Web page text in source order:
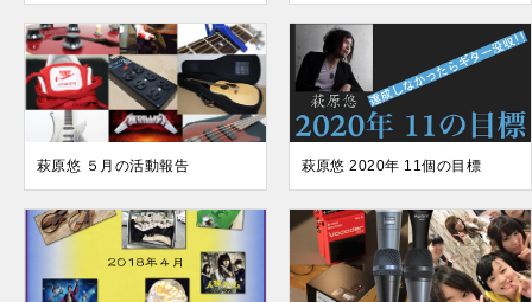
萩原悠 ５月の活動報告 萩原悠 2020年 11個の目標